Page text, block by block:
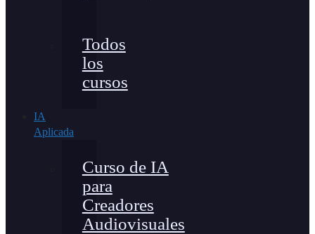
Todos
los
cursos
IA
Aplicada
Curso de IA
para
Creadores
Audiovisuales